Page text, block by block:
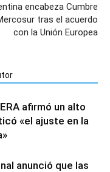
encabeza Cumbre
tras el acuerdo
con la Unión Europea
afirmó un alto
«el ajuste en la
anunció que las